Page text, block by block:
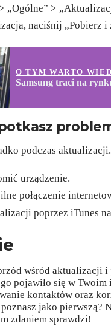
„Ogólne” >
naciśnij „Pobierz i
O TYM WARTO
Samsung traci na
podczas
urządzenie.
połączenie
poprzez iTunes
wśród aktualizacji
pojawiło się w
kontaktów oraz
jako pierwszą?
zdaniem sprawdzi!